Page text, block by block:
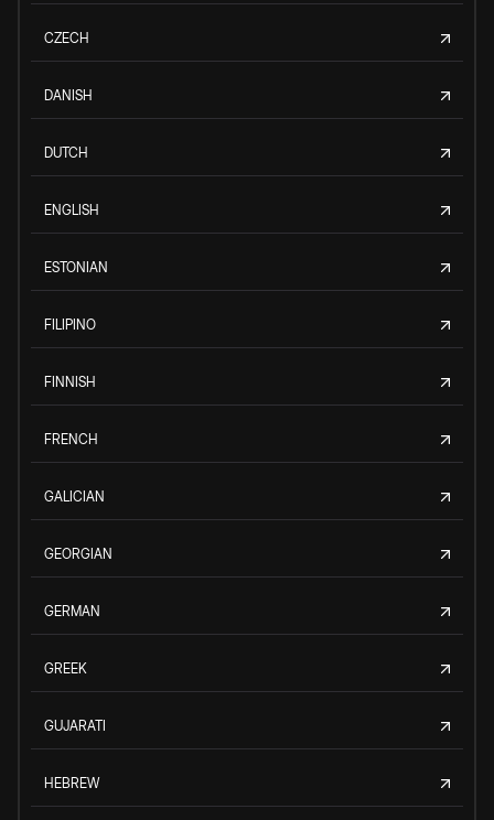
CZECH
DANISH
DUTCH
ENGLISH
ESTONIAN
FILIPINO
FINNISH
FRENCH
GALICIAN
GEORGIAN
GERMAN
GREEK
GUJARATI
HEBREW